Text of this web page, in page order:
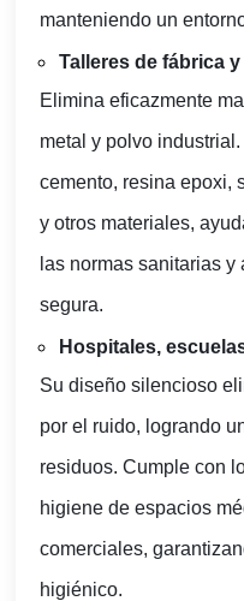
manteniendo un
Talleres de fábrica
Elimina eficazmente
metal y polvo
cemento, resina epoxi,
y otros materiales,
las normas sanitarias
segura.
Hospitales,
Su diseño silencioso
por el ruido, logrando
residuos. Cumple con
higiene de espacios
comerciales,
higiénico.